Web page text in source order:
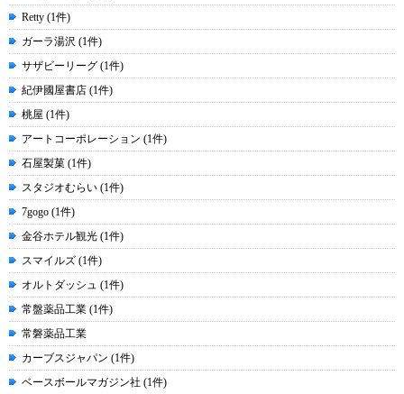
Retty (1件)
ガーラ湯沢 (1件)
サザビーリーグ (1件)
紀伊國屋書店 (1件)
桃屋 (1件)
アートコーポレーション (1件)
石屋製菓 (1件)
スタジオむらい (1件)
7gogo (1件)
金谷ホテル観光 (1件)
スマイルズ (1件)
オルトダッシュ (1件)
常盤薬品工業 (1件)
常磐薬品工業
カーブスジャパン (1件)
ベースボールマガジン社 (1件)